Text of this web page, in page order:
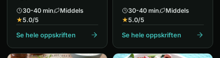
30-40 min
Middels
★5.0/5
Se hele oppskriften
30-40 min
Middels
★5.0/5
Se hele oppskriften